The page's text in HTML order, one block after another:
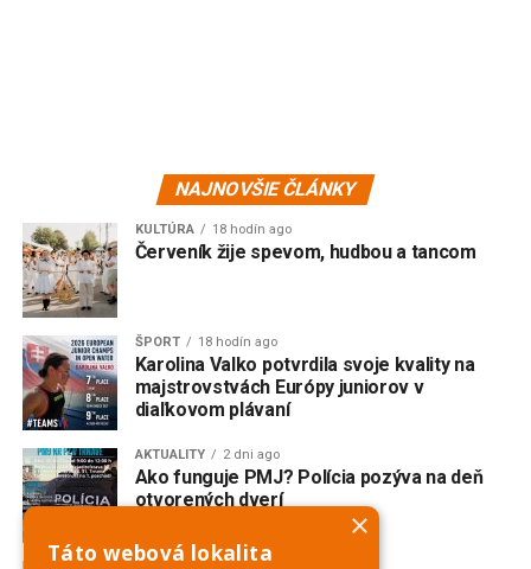
NAJNOVŠIE ČLÁNKY
KULTÚRA 18 hodín ago
Červeník žije spevom, hudbou a tancom
ŠPORT 18 hodín ago
Karolina Valko potvrdila svoje kvality na
majstrovstvách Európy juniorov v
diaľkovom plávaní
AKTUALITY 2 dni ago
Ako funguje PMJ? Polícia pozýva na deň
otvorených dverí
×
Táto webová lokalita